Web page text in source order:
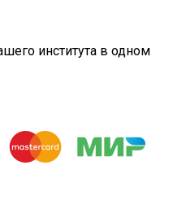
института в одном